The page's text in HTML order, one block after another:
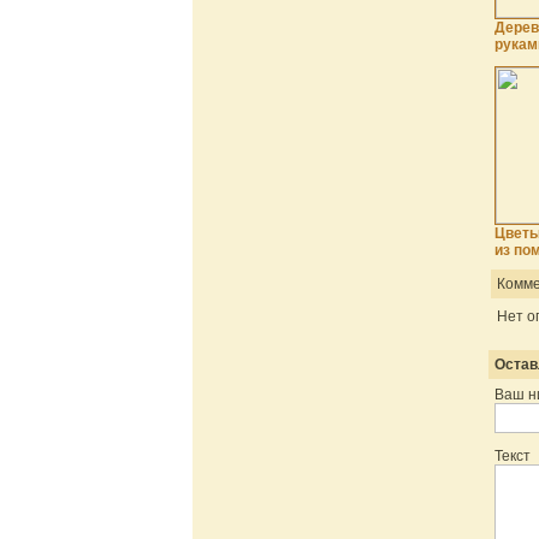
из
Нет
Ваш
Текст